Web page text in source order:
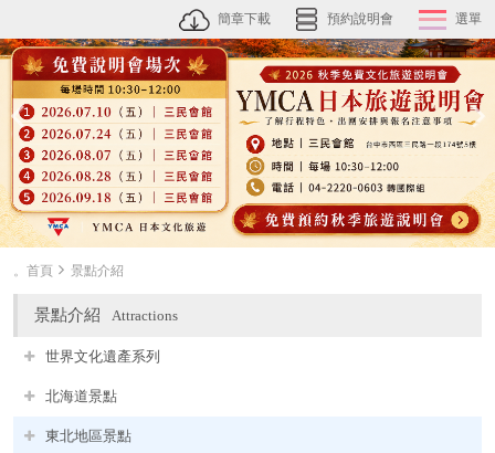
簡章下載 預約說明會 選單
。首頁 景點介紹
景點介紹 Attractions
世界文化遺產系列
北海道景點
東北地區景點